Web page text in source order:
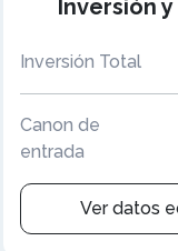
Inversión
Inversión Total
Canon de
entrada
Ver datos